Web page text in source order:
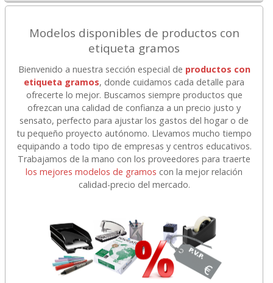
Modelos disponibles de productos con
etiqueta gramos
Bienvenido a nuestra sección especial de productos con
etiqueta gramos, donde cuidamos cada detalle para
ofrecerte lo mejor. Buscamos siempre productos que
ofrezcan una calidad de confianza a un precio justo y
sensato, perfecto para ajustar los gastos del hogar o de
tu pequeño proyecto autónomo. Llevamos mucho tiempo
equipando a todo tipo de empresas y centros educativos.
Trabajamos de la mano con los proveedores para traerte
los mejores modelos de gramos con la mejor relación
calidad-precio del mercado.